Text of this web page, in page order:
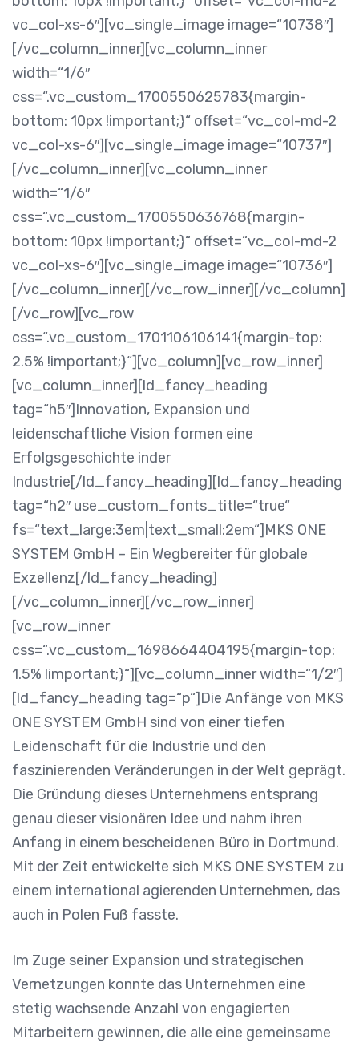
vc_col-xs-6″][vc_single_image image=“10738″]
[/vc_column_inner][vc_column_inner
width=“1/6″
css=“.vc_custom_1700550625783{margin-
bottom: 10px !important;}“ offset=“vc_col-md-2
vc_col-xs-6″][vc_single_image image=“10737″]
[/vc_column_inner][vc_column_inner
width=“1/6″
css=“.vc_custom_1700550636768{margin-
bottom: 10px !important;}“ offset=“vc_col-md-2
vc_col-xs-6″][vc_single_image image=“10736″]
[/vc_column_inner][/vc_row_inner][/vc_column]
[/vc_row][vc_row
css=“.vc_custom_1701106106141{margin-top:
2.5% !important;}“][vc_column][vc_row_inner]
[vc_column_inner][ld_fancy_heading
tag=“h5″]Innovation, Expansion und
leidenschaftliche Vision formen eine
Erfolgsgeschichte inder
Industrie[/ld_fancy_heading][ld_fancy_heading
tag=“h2″ use_custom_fonts_title=“true“
fs=“text_large:3em|text_small:2em“]MKS ONE
SYSTEM GmbH – Ein Wegbereiter für globale
Exzellenz[/ld_fancy_heading]
[/vc_column_inner][/vc_row_inner]
[vc_row_inner
css=“.vc_custom_1698664404195{margin-top:
1.5% !important;}“][vc_column_inner width=“1/2″]
[ld_fancy_heading tag=“p“]Die Anfänge von MKS
ONE SYSTEM GmbH sind von einer tiefen
Leidenschaft für die Industrie und den
faszinierenden Veränderungen in der Welt geprägt.
Die Gründung dieses Unternehmens entsprang
genau dieser visionären Idee und nahm ihren
Anfang in einem bescheidenen Büro in Dortmund.
Mit der Zeit entwickelte sich MKS ONE SYSTEM zu
einem international agierenden Unternehmen, das
auch in Polen Fuß fasste.
Im Zuge seiner Expansion und strategischen
Vernetzungen konnte das Unternehmen eine
stetig wachsende Anzahl von engagierten
Mitarbeitern gewinnen, die alle eine gemeinsame